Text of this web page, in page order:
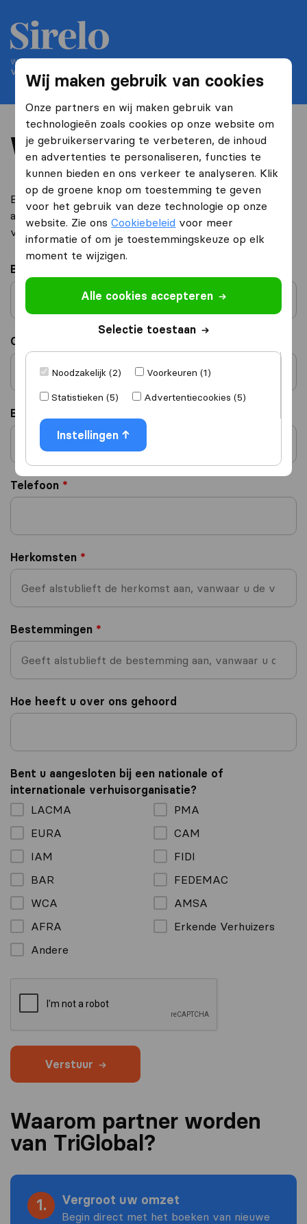
Wij maken gebruik van cookies
Onze partners en wij maken gebruik van
technologieën zoals cookies op onze website om
je gebruikerservaring te verbeteren, de inhoud
en advertenties te personaliseren, functies te
kunnen bieden en ons verkeer te analyseren. Klik
op de groene knop om toestemming te geven
voor het gebruik van deze technologie op onze
website. Zie onsCookiebeleid voor meer
informatie of om je toestemmingskeuze op elk
moment te wijzigen.
Alle cookies accepteren
Selectie toestaan
Noodzakelijk (2)
Voorkeuren (1)
Statistieken (5)
Advertentiecookies (5)
Instellingen
We helpen mensen verhuizen sinds 2004
Verhuisadviseurs.nl is onderdeel van Sirelo
Word partner
Bent u een verhuisbedrijf dat op zoek is naar kwaliteit
aanvragen? Meldt u zich dan hier aan om de voordelen
van TriGlobal te ontdekken!
Bedrijfsnaam
Contactpersoon
E-mailadres
Telefoon *
Herkomsten *
Bestemmingen *
Hoe heeft u over ons gehoord
Bent u aangesloten bij een nationale of
internationale verhuisorganisatie?
LACMA
PMA
EURA
CAM
IAM
FIDI
BAR
FEDEMAC
WCA
AMSA
AFRA
Erkende Verhuizers
Andere
Verstuur
Waarom partner worden
van TriGlobal?
1. Vergroot uw omzet
Begin direct met het boeken van nieuwe